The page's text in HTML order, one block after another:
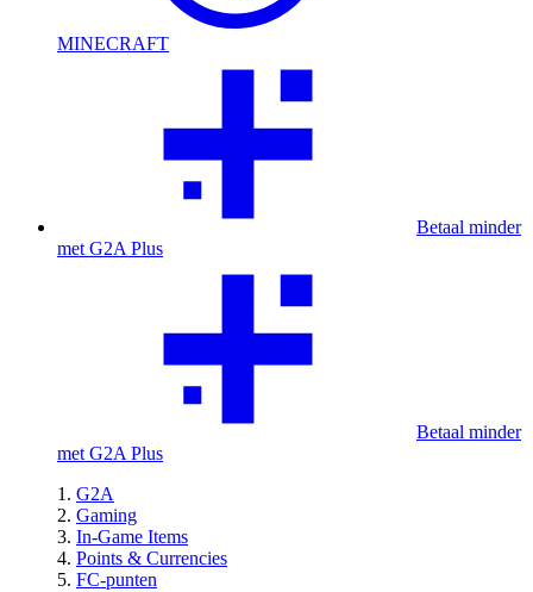
MINECRAFT
Betaal minder
met G2A Plus
Betaal minder
met G2A Plus
G2A
Gaming
In-Game Items
Points & Currencies
FC-punten